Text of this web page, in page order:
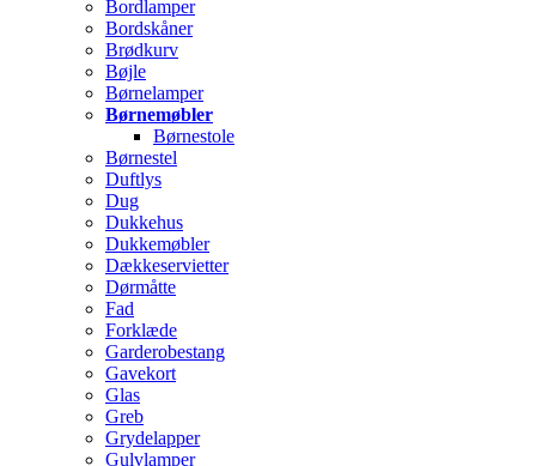
Bordlamper
Bordskåner
Brødkurv
Bøjle
Børnelamper
Børnemøbler
Børnestole
Børnestel
Duftlys
Dug
Dukkehus
Dukkemøbler
Dækkeservietter
Dørmåtte
Fad
Forklæde
Garderobestang
Gavekort
Glas
Greb
Grydelapper
Gulvlamper